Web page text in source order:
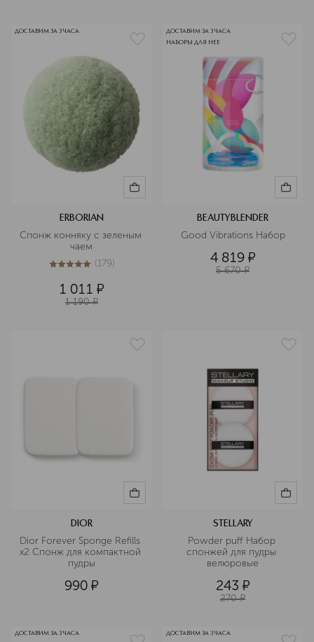
ДОСТАВИМ ЗА 3 ЧАСА
ERBORIAN
Спонж конняку с зеленым
чаем
5из 5179 (179)
1 011 ¤
1 190 ¤
ДОСТАВИМ ЗА 3 ЧАСА
НАБОРЫ ДЛЯ НЕЕ
BEAUTYBLENDER
Good Vibrations Набор
4 819 ¤
5 670 ¤
DIOR
Dior Forever Sponge Refills
x2 Спонж для компактной
пудры
990 ¤
STELLARY
Powder puff Набор
спонжей для пудры
велюровые
243 ¤
270 ¤
ДОСТАВИМ ЗА 3 ЧАСА ДОСТАВИМ ЗА 3 ЧАСА